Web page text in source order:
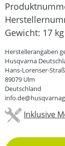
Gewicht: 17 kg
Herstellerangaben
Husqvarna
Hans-Lorenser-
89079 Ulm
Deutschland
Inklusive